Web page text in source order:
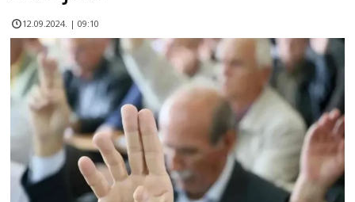
12.09.2024. | 09:10